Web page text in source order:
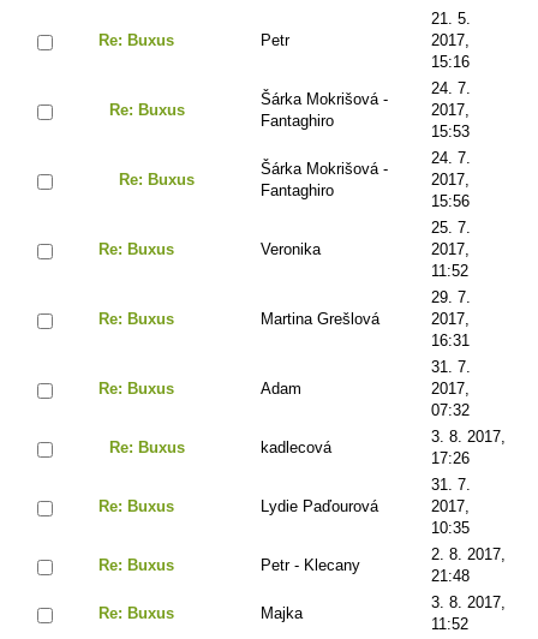
Re: Buxus Petr
21. 5.
2017,
15:16
Re: Buxus
Šárka Mokrišová -
Fantaghiro
24. 7.
2017,
15:53
Re: Buxus
Šárka Mokrišová -
Fantaghiro
24. 7.
2017,
15:56
Re: Buxus Veronika
25. 7.
2017,
11:52
Re: Buxus Martina Grešlová
29. 7.
2017,
16:31
Re: Buxus Adam
31. 7.
2017,
07:32
Re: Buxus kadlecová
3. 8. 2017,
17:26
Re: Buxus Lydie Paďourová
31. 7.
2017,
10:35
Re: Buxus Petr - Klecany
2. 8. 2017,
21:48
Re: Buxus Majka
3. 8. 2017,
11:52